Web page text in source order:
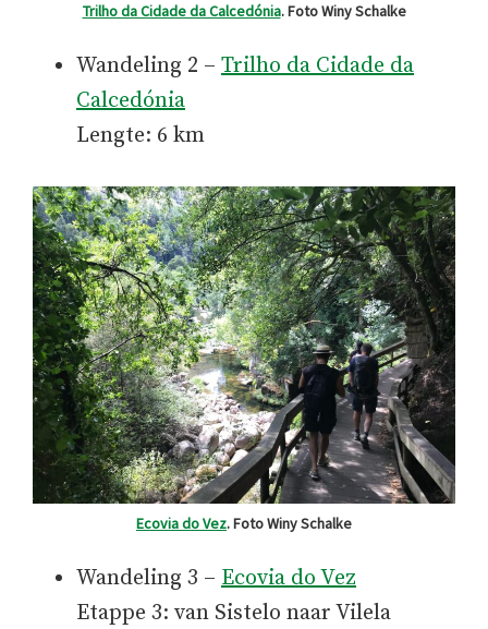
Trilho da Cidade da Calcedónia. Foto Winy Schalke
Wandeling 2 – Trilho da Cidade da
Calcedónia
Lengte: 6 km
Ecovia do Vez. Foto Winy Schalke
Wandeling 3 – Ecovia do Vez
Etappe 3: van Sistelo naar Vilela